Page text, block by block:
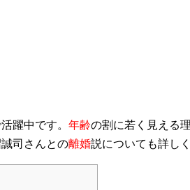
躍中です。 年齢の割に若く見える
司さんとの離婚説についても詳し